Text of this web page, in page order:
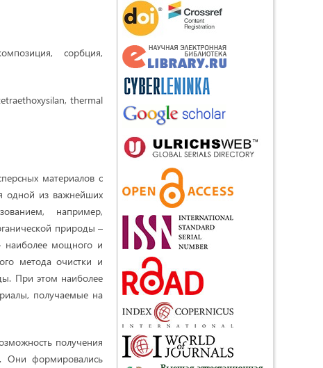
сорбция,
thermal
материалов с
одной из важнейших
например,
природы –
наиболее мощного и
метода очистки и
При этом наиболее
получаемые на
получения
Они формировались